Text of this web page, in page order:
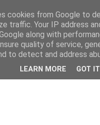
cookies from Google to
traffic. Your IP address
along with
quality of service,
to detect and address
LEARN MORE GOT IT